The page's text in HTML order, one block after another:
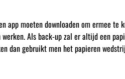
app moeten downloaden om ermee te
Als back-up zal er altijd een
dan gebruikt men het papieren